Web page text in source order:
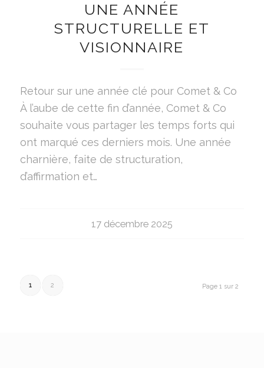
UNE ANNÉE
STRUCTURELLE ET
VISIONNAIRE
Retour sur une année clé pour Comet & Co
À l’aube de cette fin d’année, Comet & Co
souhaite vous partager les temps forts qui
ont marqué ces derniers mois. Une année
charnière, faite de structuration,
d’affirmation et…
17 décembre 2025
Page 1 sur 2
1 2